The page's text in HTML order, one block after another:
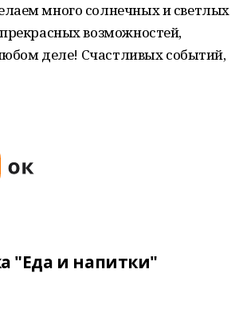
много солнечных и светлых
возможностей,
деле! Счастливых событий,
"Еда и напитки"